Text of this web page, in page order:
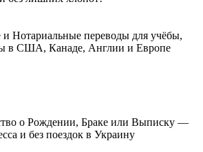
Нотариальные переводы для учёбы,
в США, Канаде, Англии и Европе
о Рождении, Браке или Выписку —
и без поездок в Украину